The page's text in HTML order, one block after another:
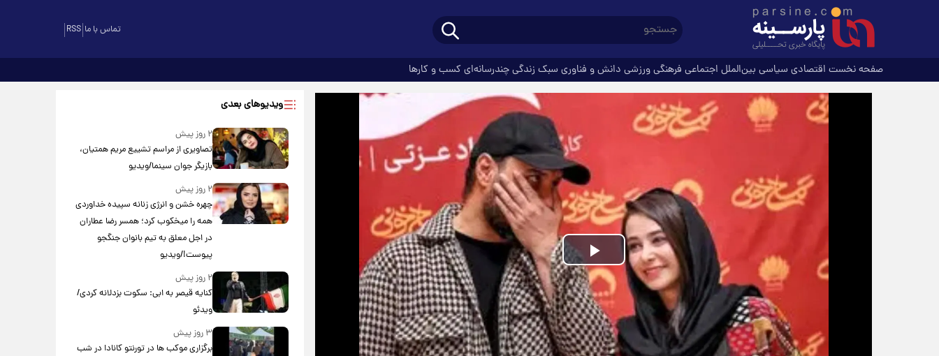
RSS تماس با ما
صفحه نخست اقتصادی سیاسی بین‌الملل اجتماعی فرهنگیورزشی دانش و فناوری سبک زندگیچندرسانه‌ای کسب و کارها
Play
Video
ویدیوهای بعدی
۲ روز پیش
تصاویری از مراسم تشییع مریم همتیان،
بازیگر جوان سینما/ویدیو
۲ روز پیش
چهره خشن و انرژی زنانه سپیده خداوردی
همه را میخکوب کرد؛ همسر رضا عطاران
در اجل معلق به تیم بانوان جنگجو
پیوست!/ویدیو
۲ روز پیش
کنایه قیصر به ابی: سکوت بزدلانه کردی/
ویدئو
۳ روز پیش
برگزاری موکب ها در تورنتو کانادا در شب